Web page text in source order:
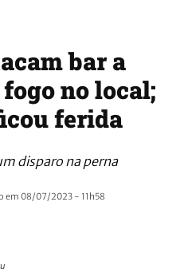
bar a
no local;
ferida
disparo na perna
em 08/07/2023 - 11h58